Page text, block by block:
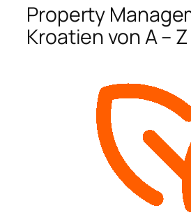
Property
Kroatien von A – Z